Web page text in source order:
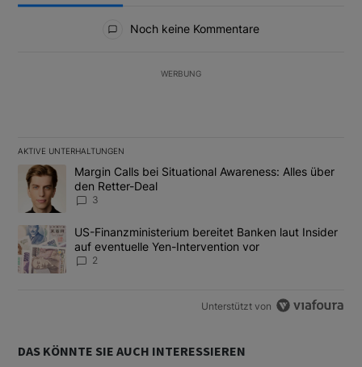
Noch keine Kommentare
WERBUNG
AKTIVE UNTERHALTUNGEN
Das Folgende ist eine Liste der am meisten kommentierten
Ein Trendartikel mit dem Titel "Margin Calls bei Situational
Margin Calls bei Situational Awareness: Alles über
den Retter-Deal
3
Ein Trendartikel mit dem Titel "US-Finanzministerium bereitet
US-Finanzministerium bereitet Banken laut Insider
auf eventuelle Yen-Intervention vor
2
Unterstützt von
DAS KÖNNTE SIE AUCH INTERESSIEREN